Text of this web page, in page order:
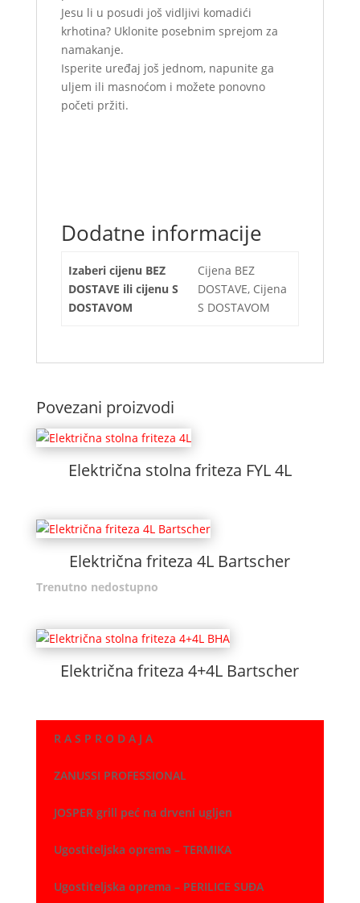
Jesu li u posudi još vidljivi komadići
krhotina? Uklonite posebnim sprejom za
namakanje.
Isperite uređaj još jednom, napunite ga
uljem ili masnoćom i možete ponovno
početi pržiti.
Dodatne informacije
Izaberi cijenu BEZ
DOSTAVE ili cijenu S
DOSTAVOM
Cijena BEZ
DOSTAVE, Cijena
S DOSTAVOM
Povezani proizvodi
Električna stolna friteza FYL 4L
Električna friteza 4L Bartscher
Trenutno nedostupno
Električna friteza 4+4L Bartscher
R A S P R O D A J A
ZANUSSI PROFESSIONAL
JOSPER grill peć na drveni ugljen
Ugostiteljska oprema – TERMIKA
Ugostiteljska oprema – PERILICE SUĐA